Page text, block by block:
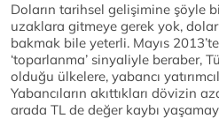
Doların tarihsel gelişimine şöyle
uzaklara gitmeye gerek yok,
bakmak bile yeterli. Mayıs
‘toparlanma’ sinyaliyle beraber,
olduğu ülkelere, yabancı
Yabancıların akıttıkları dövizin
arada TL de değer kaybı